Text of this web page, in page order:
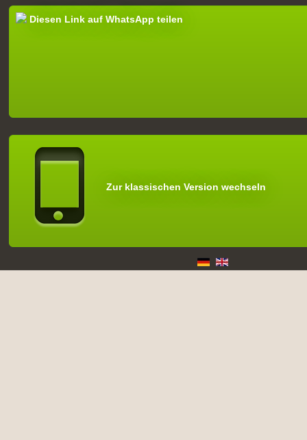
Diesen Link auf WhatsApp teilen
Zur klassischen Version wechseln